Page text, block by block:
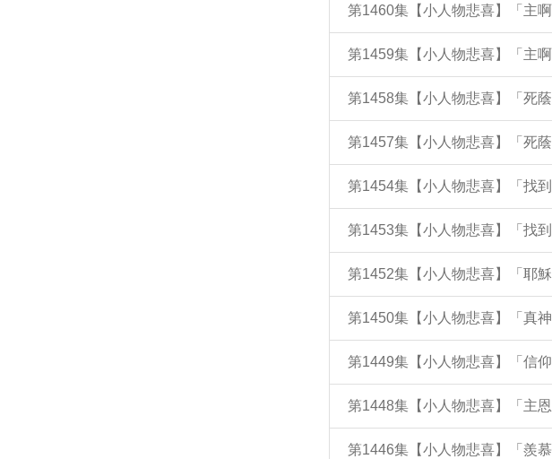
第1460集【小人物悲喜】「主
第1459集【小人物悲喜】「主
第1458集【小人物悲喜】「死
第1457集【小人物悲喜】「死
第1454集【小人物悲喜】「找
第1453集【小人物悲喜】「找
第1452集【小人物悲喜】「耶
第1450集【小人物悲喜】「真
第1449集【小人物悲喜】「信
第1448集【小人物悲喜】「主
第1446集【小人物悲喜】「羨